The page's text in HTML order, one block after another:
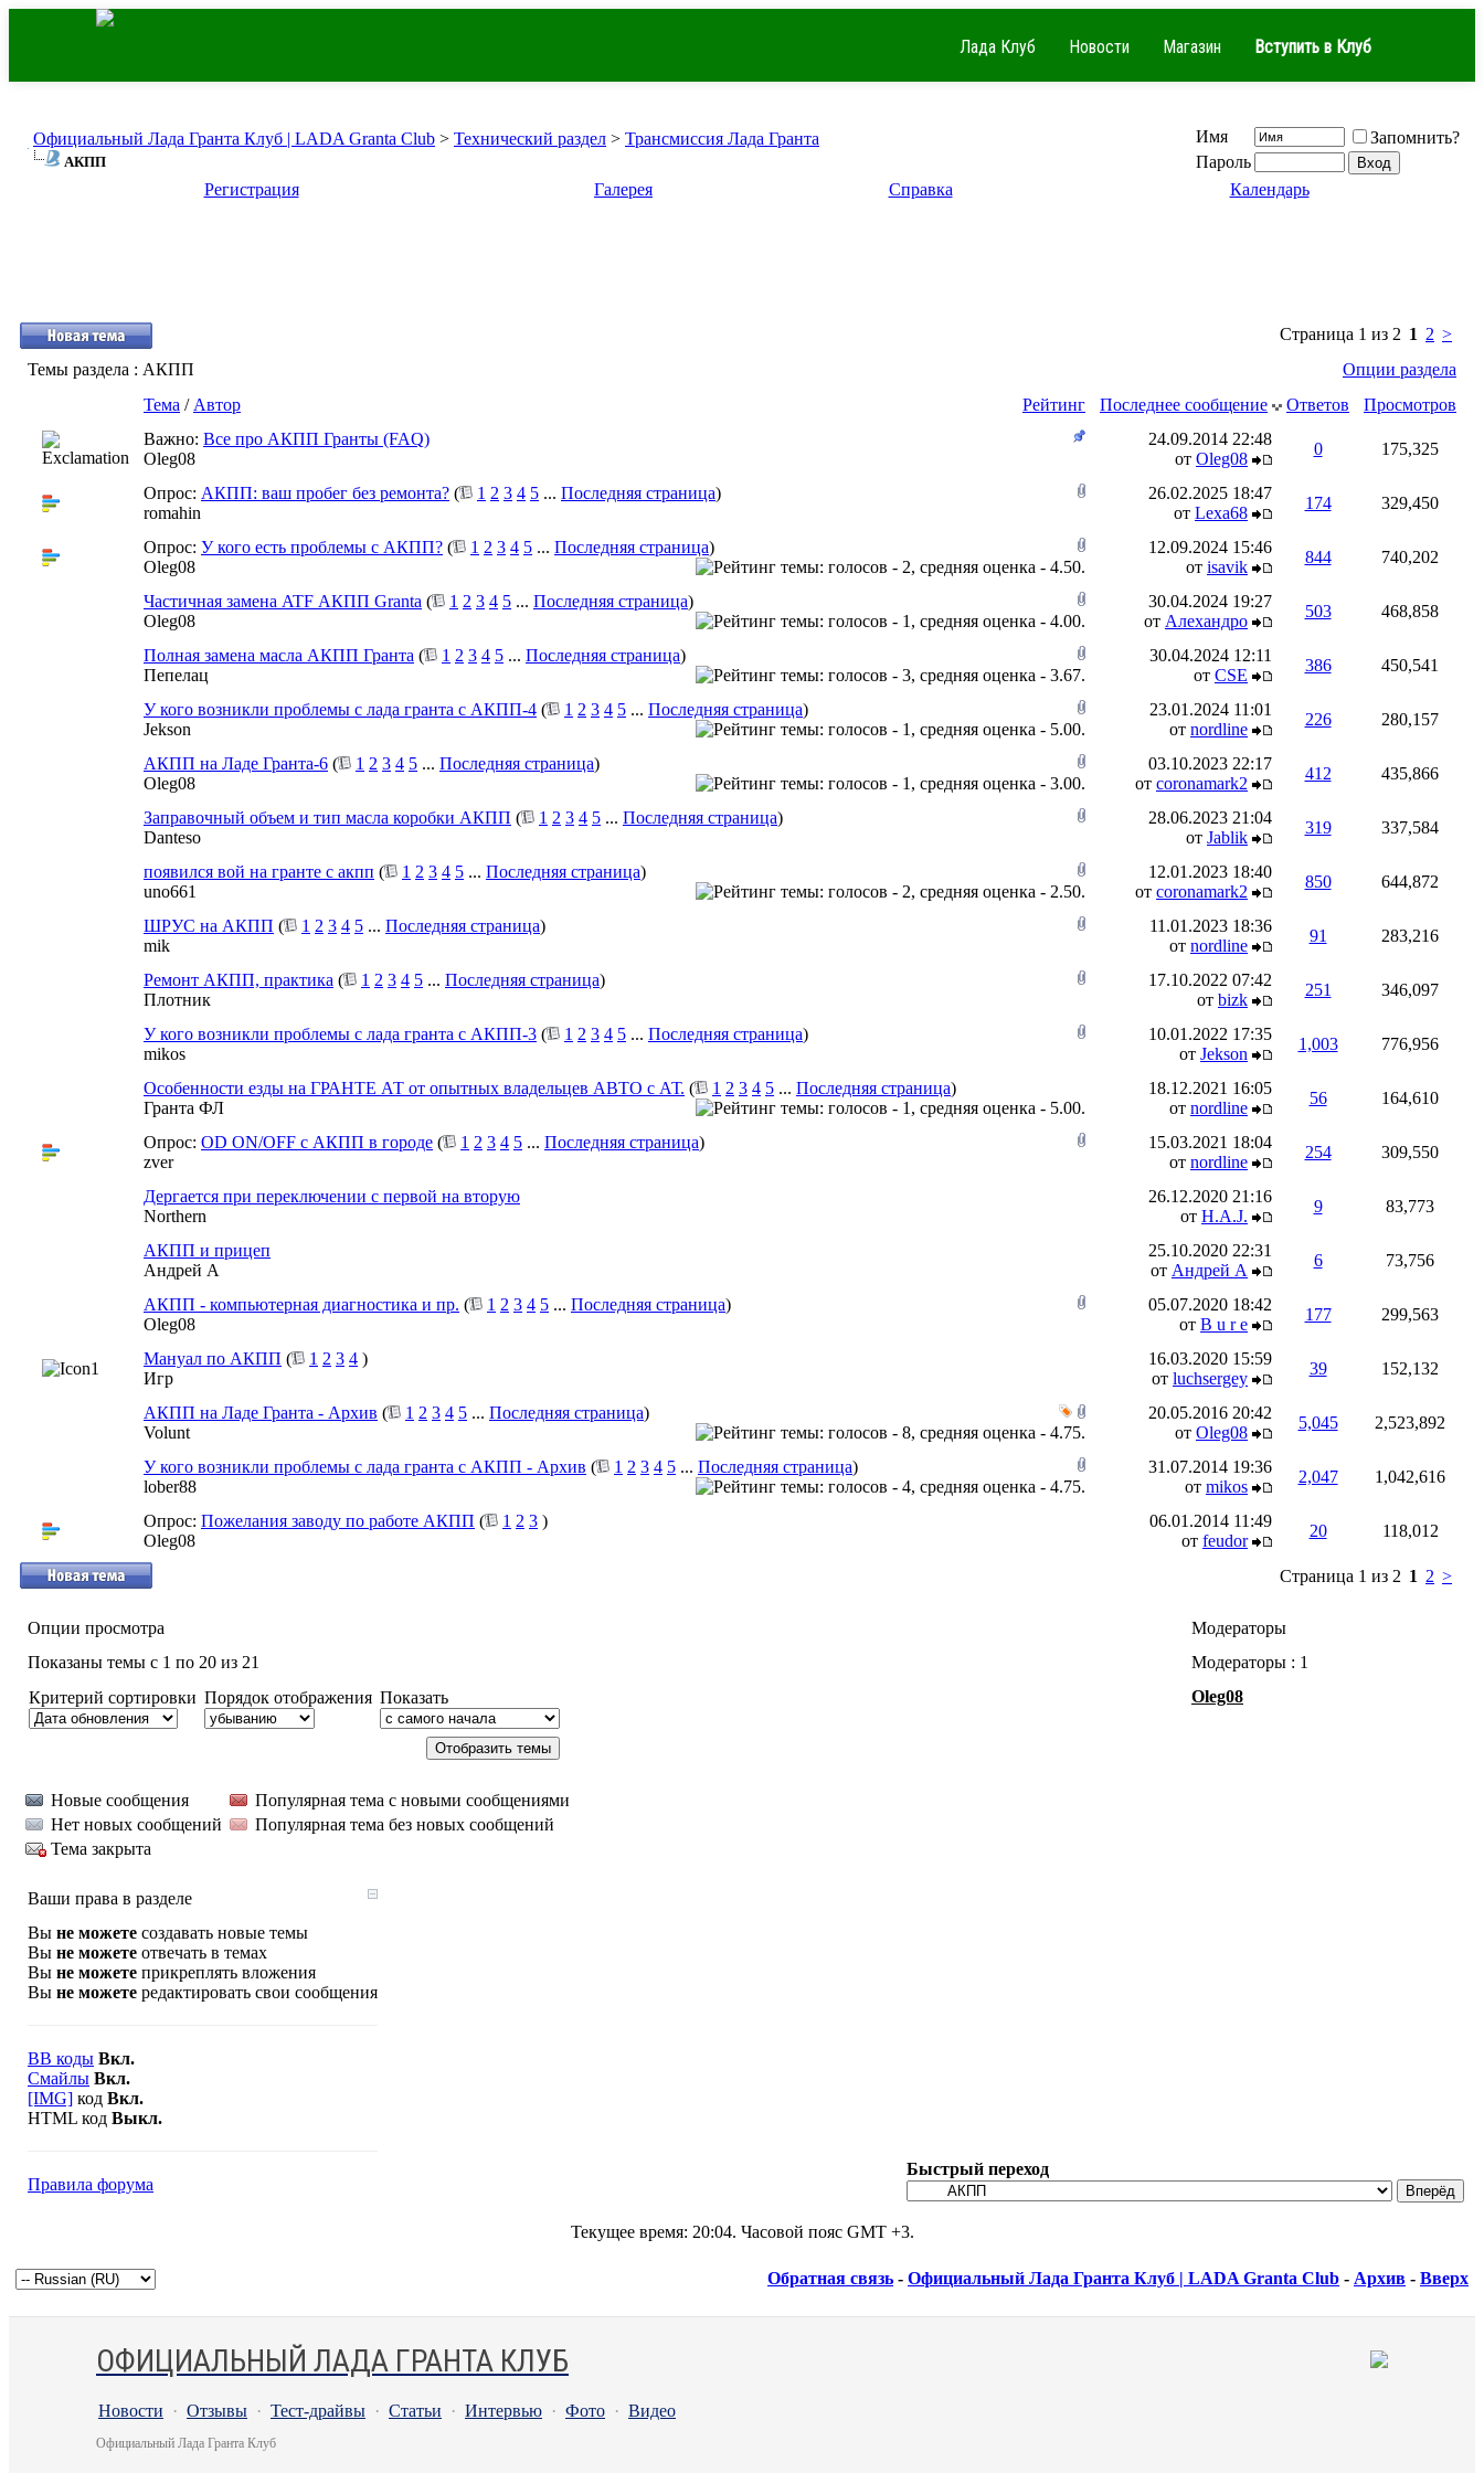
Лада Клуб Новости Магазин Вступить в Клуб
Официальный Лада Гранта Клуб | LADA Granta Club > Технический раздел > Трансмиссия Лада Гранта
АКПП
Имя
Запомнить?
Пароль
Регистрация
Галерея Справка Календарь
Страница 1 из 2 1 2 >
Темы раздела : АКПП
Опции раздела
Рейтинг
Тема / Автор Последнее сообщение Ответов
Просмотров
Важно: Все про АКПП Гранты (FAQ)
Oleg08
24.09.2014 22:48
от Oleg08
0 175,325
Опрос: АКПП: ваш пробег без ремонта? ( 1 2 3 4 5 ... Последняя страница)
romahin
26.02.2025 18:47
от Lexa68
174 329,450
Опрос: У кого есть проблемы с АКПП? ( 1 2 3 4 5 ... Последняя страница)
Oleg08
12.09.2024 15:46
от isavik
844 740,202
Частичная замена ATF АКПП Granta ( 1 2 3 4 5 ... Последняя страница)
Oleg08
30.04.2024 19:27
от Алехандро
503 468,858
Полная замена масла АКПП Гранта ( 1 2 3 4 5 ... Последняя страница)
Пепелац
30.04.2024 12:11
от CSE
386 450,541
У кого возникли проблемы с лада гранта с АКПП-4 ( 1 2 3 4 5 ... Последняя страница)
Jekson
23.01.2024 11:01
от nordline
226 280,157
АКПП на Ладе Гранта-6 ( 1 2 3 4 5 ... Последняя страница)
Oleg08
03.10.2023 22:17
от coronamark2
412 435,866
Заправочный объем и тип масла коробки АКПП ( 1 2 3 4 5 ... Последняя страница)
Danteso
28.06.2023 21:04
от Jablik
319 337,584
появился вой на гранте с акпп ( 1 2 3 4 5 ... Последняя страница)
uno661
12.01.2023 18:40
от coronamark2
850 644,872
ШРУС на АКПП ( 1 2 3 4 5 ... Последняя страница)
mik
11.01.2023 18:36
от nordline
91 283,216
Ремонт АКПП, практика ( 1 2 3 4 5 ... Последняя страница)
Плотник
17.10.2022 07:42
от bizk
251 346,097
У кого возникли проблемы с лада гранта с АКПП-3 ( 1 2 3 4 5 ... Последняя страница)
mikos
10.01.2022 17:35
от Jekson
1,003 776,956
Особенности езды на ГРАНТЕ АТ от опытных владельцев АВТО с АТ. ( 1 2 3 4 5 ... Последняя страница)
Гранта ФЛ
18.12.2021 16:05
от nordline
56 164,610
Опрос: ОD ON/OFF с АКПП в городе ( 1 2 3 4 5 ... Последняя страница)
zver
15.03.2021 18:04
от nordline
254 309,550
Дергается при переключении с первой на вторую
Northern
26.12.2020 21:16
от H.A.J.
9 83,773
АКПП и прицеп
Андрей А
25.10.2020 22:31
от Андрей А
6 73,756
АКПП - компьютерная диагностика и пр. ( 1 2 3 4 5 ... Последняя страница)
Oleg08
05.07.2020 18:42
от B u r e
177 299,563
Мануал по АКПП ( 1 2 3 4 )
Игр
16.03.2020 15:59
от luchsergey
39 152,132
АКПП на Ладе Гранта - Архив ( 1 2 3 4 5 ... Последняя страница)
Volunt
20.05.2016 20:42
от Oleg08
5,045 2,523,892
У кого возникли проблемы с лада гранта с АКПП - Архив ( 1 2 3 4 5 ... Последняя страница)
lober88
31.07.2014 19:36
от mikos
2,047 1,042,616
Опрос: Пожелания заводу по работе АКПП ( 1 2 3 )
Oleg08
06.01.2014 11:49
от feudor
20 118,012
Страница 1 из 2 1 2 >
Опции просмотра
Модераторы
Показаны темы с 1 по 20 из 21
Модераторы : 1
Критерий сортировки Порядок отображения Показать Oleg08
Новые сообщения
Популярная тема с новыми сообщениями
Нет новых сообщений
Популярная тема без новых сообщений
Тема закрыта
Ваши права в разделе
Вы не можете создавать новые темы
Вы не можете отвечать в темах
Вы не можете прикреплять вложения
Вы не можете редактировать свои сообщения
BB коды Вкл.
Смайлы Вкл.
[IMG] код Вкл.
HTML код Выкл.
Правила форума
Быстрый переход
Текущее время: 20:04. Часовой пояс GMT +3.
Обратная связь - Официальный Лада Гранта Клуб | LADA Granta Club - Архив - Вверх
ОФИЦИАЛЬНЫЙ ЛАДА ГРАНТА КЛУБ
Новости · Отзывы · Тест-драйвы · Статьи · Интервью · Фото · Видео
Официальный Лада Гранта Клуб